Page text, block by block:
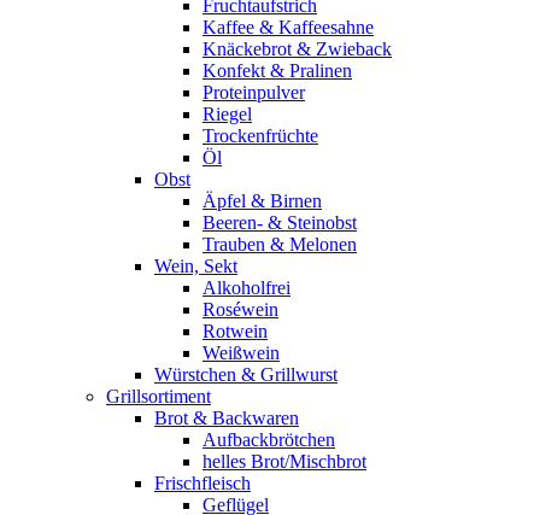
Fruchtaufstrich
Kaffee & Kaffeesahne
Knäckebrot & Zwieback
Konfekt & Pralinen
Proteinpulver
Riegel
Trockenfrüchte
Öl
Obst
Äpfel & Birnen
Beeren- & Steinobst
Trauben & Melonen
Wein, Sekt
Alkoholfrei
Roséwein
Rotwein
Weißwein
Würstchen & Grillwurst
Grillsortiment
Brot & Backwaren
Aufbackbrötchen
helles Brot/Mischbrot
Frischfleisch
Geflügel